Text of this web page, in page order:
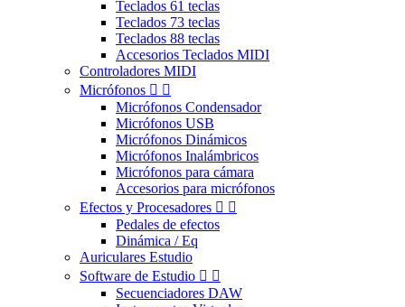
Teclados 61 teclas
Teclados 73 teclas
Teclados 88 teclas
Accesorios Teclados MIDI
Controladores MIDI
Micrófonos  
Micrófonos Condensador
Micrófonos USB
Micrófonos Dinámicos
Micrófonos Inalámbricos
Micrófonos para cámara
Accesorios para micrófonos
Efectos y Procesadores  
Pedales de efectos
Dinámica / Eq
Auriculares Estudio
Software de Estudio  
Secuenciadores DAW